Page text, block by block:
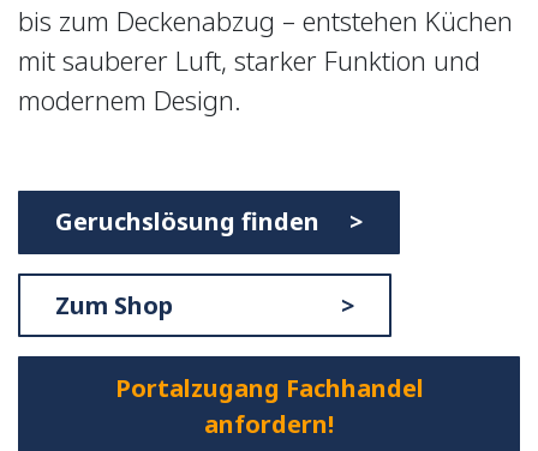
bis zum Deckenabzug – entstehen Küchen
mit sauberer Luft, starker Funktion und
modernem Design.
Geruchslösung finden >
Zum Shop >
Portalzugang Fachhandel
anfordern!